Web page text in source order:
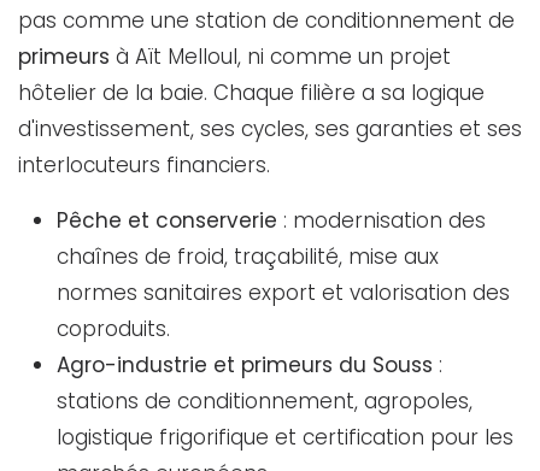
pas comme une station de conditionnement de
primeurs à Aït Melloul, ni comme un projet
hôtelier de la baie. Chaque filière a sa logique
d'investissement, ses cycles, ses garanties et ses
interlocuteurs financiers.
Pêche et conserverie : modernisation des
chaînes de froid, traçabilité, mise aux
normes sanitaires export et valorisation des
coproduits.
Agro-industrie et primeurs du Souss :
stations de conditionnement, agropoles,
logistique frigorifique et certification pour les